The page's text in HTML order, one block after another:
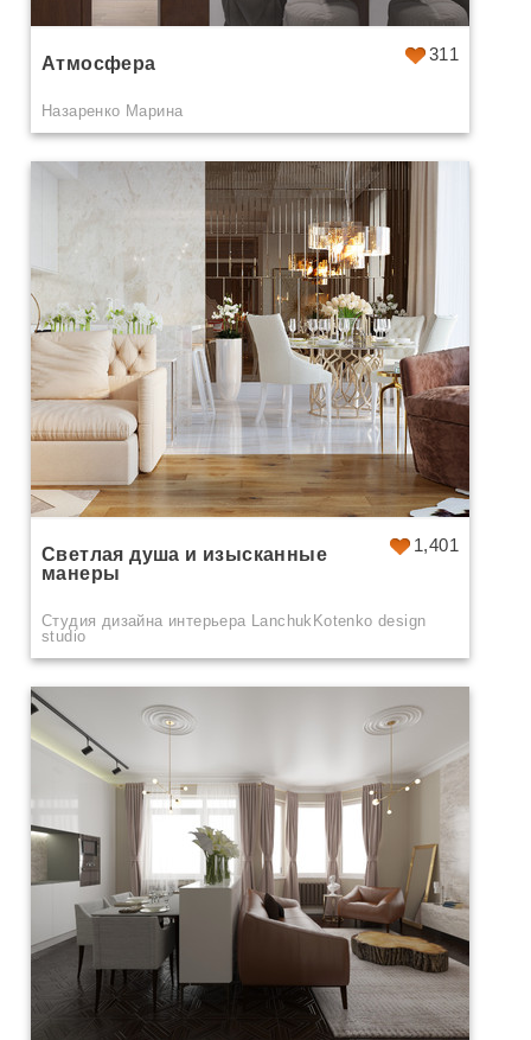
311
Атмосфера
Назаренко Марина
1,401
Светлая душа и изысканные
манеры
Студия дизайна интерьера LanchukKotenko design
studio